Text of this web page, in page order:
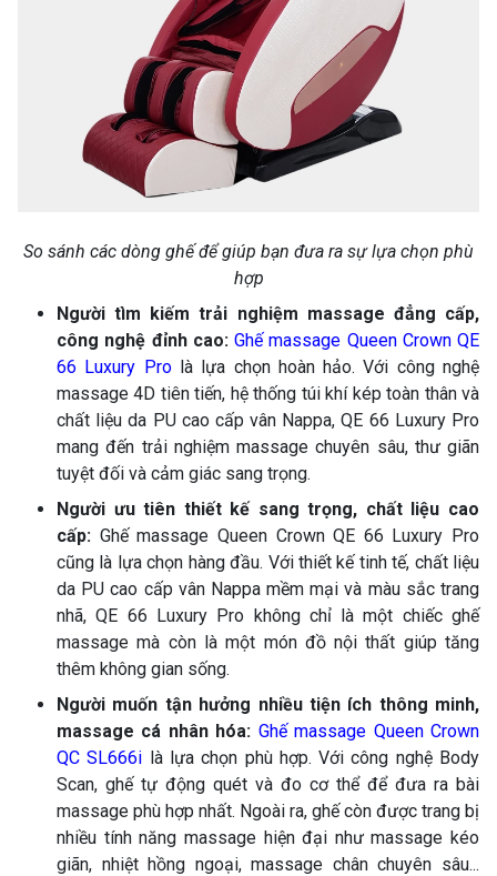
So sánh các dòng ghế để giúp bạn đưa ra sự lựa chọn phù
hợp
Người tìm kiếm trải nghiệm massage đẳng cấp,
công nghệ đỉnh cao: Ghế massage Queen Crown QE
66 Luxury Prolà lựa chọn hoàn hảo. Với công nghệ
massage 4D tiên tiến, hệ thống túi khí kép toàn thân và
chất liệu da PU cao cấp vân Nappa, QE 66 Luxury Pro
mang đến trải nghiệm massage chuyên sâu, thư giãn
tuyệt đối và cảm giác sang trọng.
Người ưu tiên thiết kế sang trọng, chất liệu cao
cấp: Ghế massage Queen Crown QE 66 Luxury Pro
cũng là lựa chọn hàng đầu. Với thiết kế tinh tế, chất liệu
da PU cao cấp vân Nappa mềm mại và màu sắc trang
nhã, QE 66 Luxury Pro không chỉ là một chiếc ghế
massage mà còn là một món đồ nội thất giúp tăng
thêm không gian sống.
Người muốn tận hưởng nhiều tiện ích thông minh,
massage cá nhân hóa: Ghế massage Queen Crown
QC SL666i là lựa chọn phù hợp. Với công nghệ Body
Scan, ghế tự động quét và đo cơ thể để đưa ra bài
massage phù hợp nhất. Ngoài ra, ghế còn được trang bị
nhiều tính năng massage hiện đại như massage kéo
giãn, nhiệt hồng ngoại, massage chân chuyên sâu...